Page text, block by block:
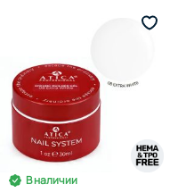
В наличии